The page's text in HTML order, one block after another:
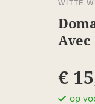
WITTE
€
op